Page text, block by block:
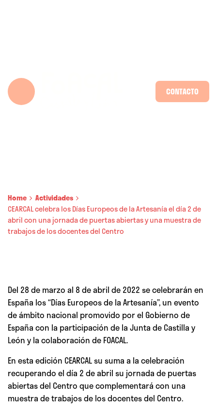
CONTACTO
Home
Actividades
CEARCAL celebra los Días Europeos de la Artesanía el día 2 de
abril con una jornada de puertas abiertas y una muestra de
trabajos de los docentes del Centro
Del 28 de marzo al 8 de abril de 2022 se celebrarán en
España los “Días Europeos de la Artesanía”, un evento
de ámbito nacional promovido por el Gobierno de
España con la participación de la Junta de Castilla y
León y la colaboración de FOACAL.
En esta edición CEARCAL su suma a la celebración
recuperando el día 2 de abril su jornada de puertas
abiertas del Centro que complementará con una
muestra de trabajos de los docentes del Centro.